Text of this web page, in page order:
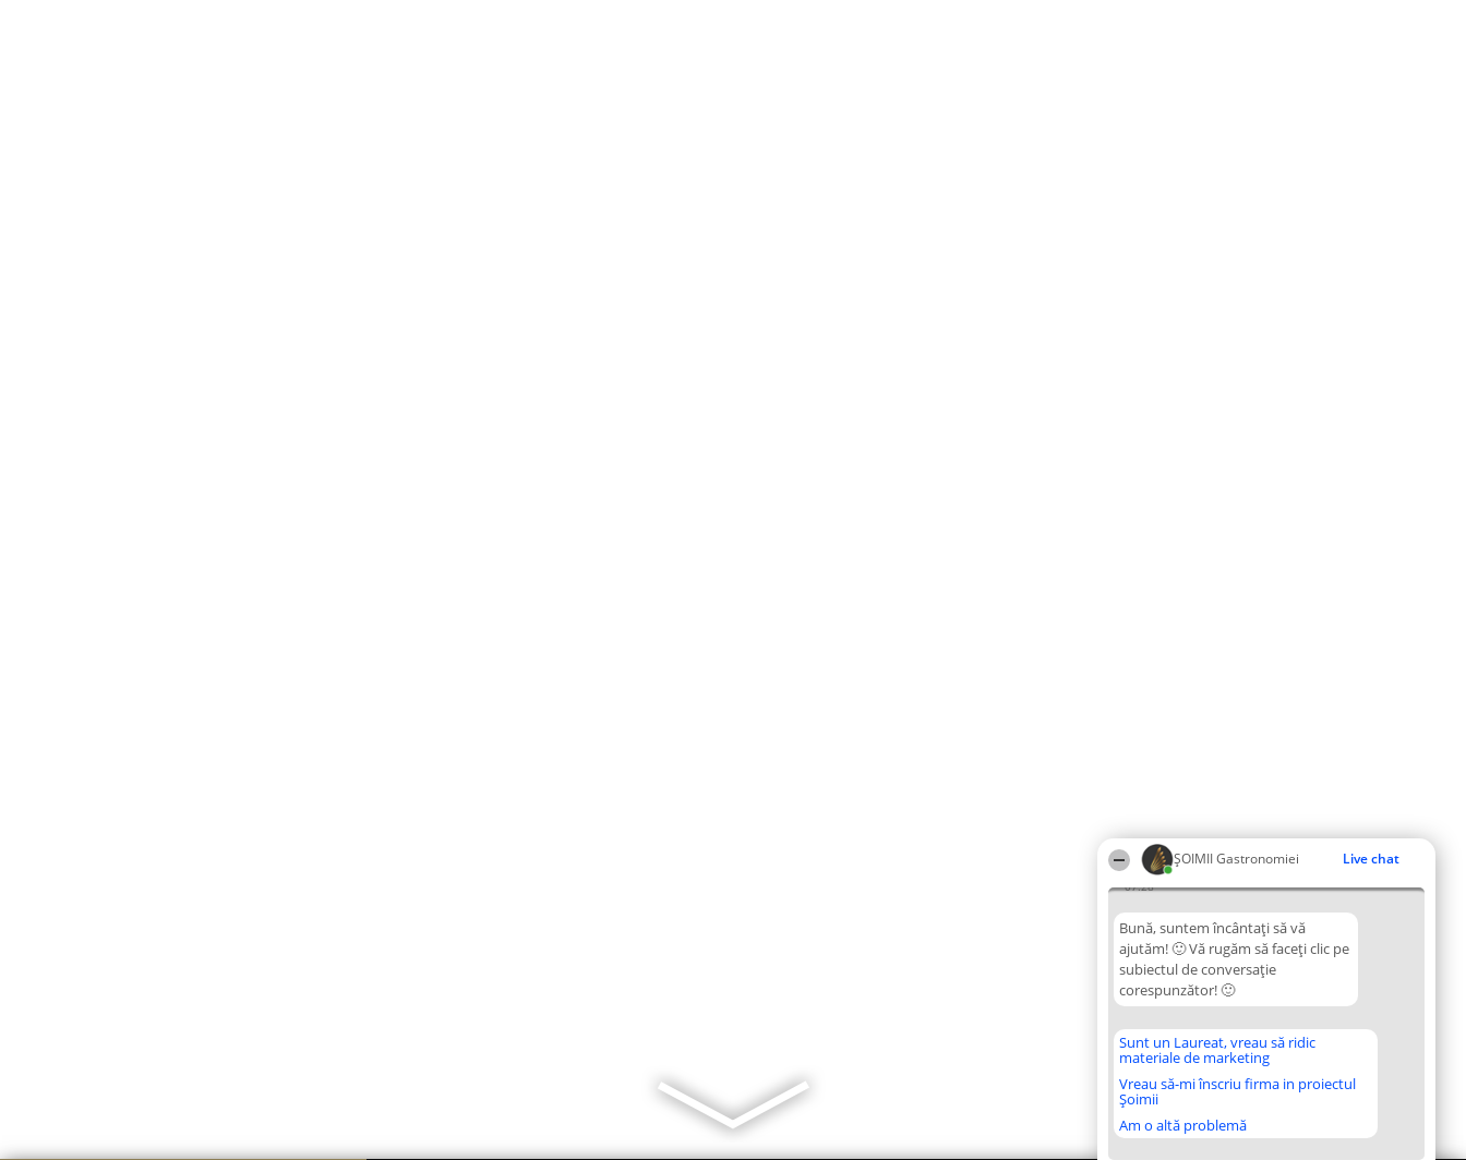
ȘOIMII Gastronomiei Live chat
07:28
Bună, suntem încântați să vă
ajutăm! 🙂 Vă rugăm să faceți clic pe
subiectul de conversație
corespunzător! 🙂
Sunt un Laureat, vreau să ridic
materiale de marketing
Vreau să-mi înscriu firma in proiectul
Șoimii
Am o altă problemă